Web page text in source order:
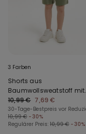
3 Farben
Shorts aus
Baumwollsweatstoff mit
Taschen für Jungen
10,99 € 7,69 €
30-Tage-Bestpreis vor
10,99 € -30%
Regulärer Preis: 10,99 € -30%